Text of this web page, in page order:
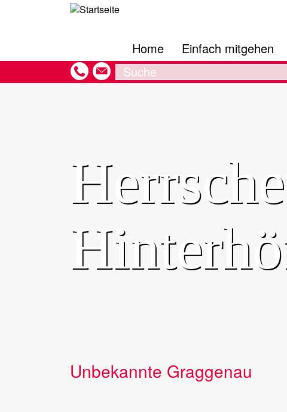
Hauptnavigation
Home Einfach mitgehen
Search
Unbekannte Graggenau